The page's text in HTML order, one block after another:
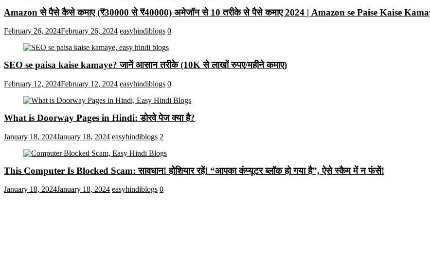
Amazon से पैसे कैसे कमाए (₹30000 से ₹40000) अमेजॉन से 10 तरीके से पैसे कमाए 2024 | Amazon se Paise Kaise
February 26, 2024February 26, 2024 easyhindiblogs 0
SEO se paisa kaise kamaye? जानें आसान तरीके (10K से लाखों रुपए/महीने कमाए)
February 12, 2024February 12, 2024 easyhindiblogs 0
What is Doorway Pages in Hindi: डोरवे पेज क्या है?
January 18, 2024January 18, 2024 easyhindiblogs 2
This Computer Is Blocked Scam: सावधान! होशियार रहें! “आपका कंप्यूटर ब्लॉक हो गया है”, ऐसे स्कैम में न फंसें!
January 18, 2024January 18, 2024 easyhindiblogs 0